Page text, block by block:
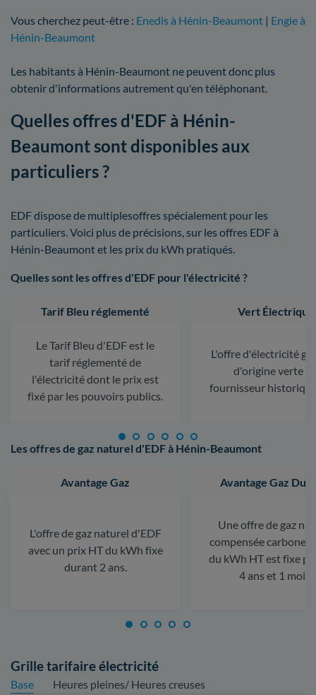
Vous cherchez peut-être : Enedis à Hénin-Beaumont | Engie à
Hénin-Beaumont
Les habitants à Hénin-Beaumont ne peuvent donc plus
obtenir d'informations autrement qu'en téléphonant.
Quelles offres d'EDF à Hénin-
Beaumont sont disponibles aux
particuliers ?
EDF dispose de multiplesoffres spécialement pour les
particuliers. Voici plus de précisions, sur les offres EDF à
Hénin-Beaumont et les prix du kWh pratiqués.
Quelles sont les offres d'EDF pour l'électricité ?
Tarif Bleu réglementé
Le Tarif Bleu d'EDF est le
tarif réglementé de
l'électricité dont le prix est
fixé par les pouvoirs publics.
Vert Électrique
L'offre d'électricité
d'origine verte
fournisseur
Les offres de gaz naturel d'EDF à Hénin-Beaumont
Avantage Gaz
L'offre de gaz naturel d'EDF
avec un prix HT du kWh fixe
durant 2 ans.
Avantage Gaz
Une offre de gaz
compensée carbone.
du kWh HT est fixe
4 ans et 1 mois.
Grille tarifaire électricité
Base
Heures pleines/ Heures creuses